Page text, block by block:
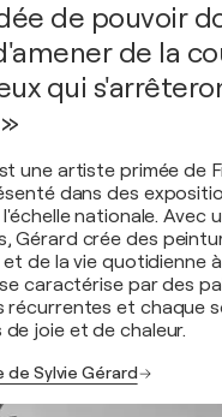
de pouvoir
de la
qui
une artiste primée de
dans des
nationale. Avec
Gérard crée des
de la vie quotidienne
caractérise par des
récurrentes et chaque
joie et de chaleur.
de Sylvie Gérard